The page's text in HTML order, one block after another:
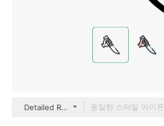
Detailed Rounded Lineal